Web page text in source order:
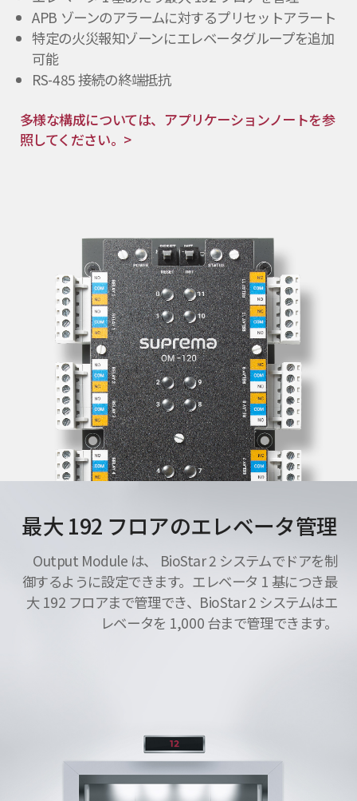
APB ゾーンのアラームに対するプリセットアラート
特定の火災報知ゾーンにエレベータグループを追加
可能
RS-485 接続の終端抵抗
多様な構成については、アプリケーションノートを参
照してください。>
最大 192 フロアのエレベータ管理
Output Module は、 BioStar 2 システムでドアを制
御するように設定できます。エレベータ 1 基につき最
大 192 フロアまで管理でき、BioStar 2 システムはエ
レベータを 1,000 台まで管理できます。